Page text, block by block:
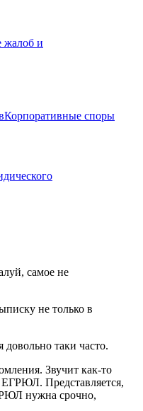
жалоб и
Корпоративные споры
самое не
не только в
таки часто.
Звучит как-то
ЕГРЮЛ. Представляется,
нужна срочно,